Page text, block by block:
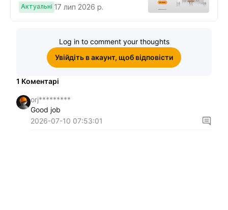
депозит на $100 і торгувати на
Актуальні 17 лип 2026 р.
Log in to comment your thoughts
Увійдіть в акаунт, щоб відповісти
1 Коментарі
orj*********
Good job
2026-07-10 07:53:01